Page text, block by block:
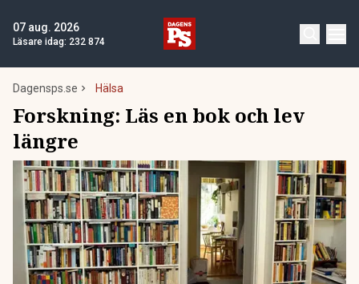
07 aug. 2026
Läsare idag: 232 874
Dagensps.se Hälsa
Forskning: Läs en bok och lev
längre